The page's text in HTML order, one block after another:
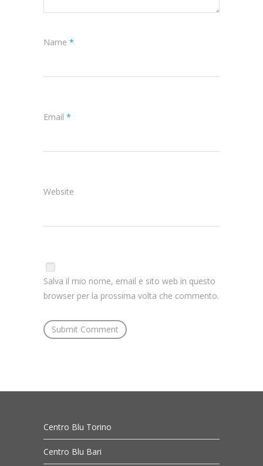
Name *
Email *
Website
Salva il mio nome, email e sito web in questo
browser per la prossima volta che commento.
Centro Blu Torino
Centro Blu Bari